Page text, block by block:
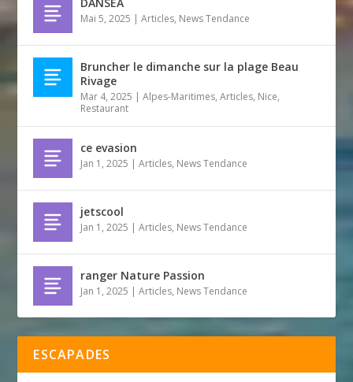
Mai 5, 2025 |Articles, News Tendance
Bruncher le dimanche sur la plage Beau
Rivage
Mar 4, 2025 |Alpes-Maritimes,Articles, Nice,
Restaurant
ce evasion
Jan 1, 2025 |Articles, News Tendance
jetscool
Jan 1, 2025 |Articles, News Tendance
ranger Nature Passion
Jan 1, 2025 |Articles, News Tendance
ESCAPADES